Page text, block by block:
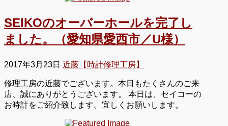
SEIKOのオーバーホールを完了し
ました。（愛知県愛西市／U様）
2017年3月23日 近藤【時計修理工房】
修理工房の近藤でございます。本日もたくさんのご来
店、誠にありがとうございます。 本日は、セイコーの
お時計をご紹介致します。宜しくお願いします。